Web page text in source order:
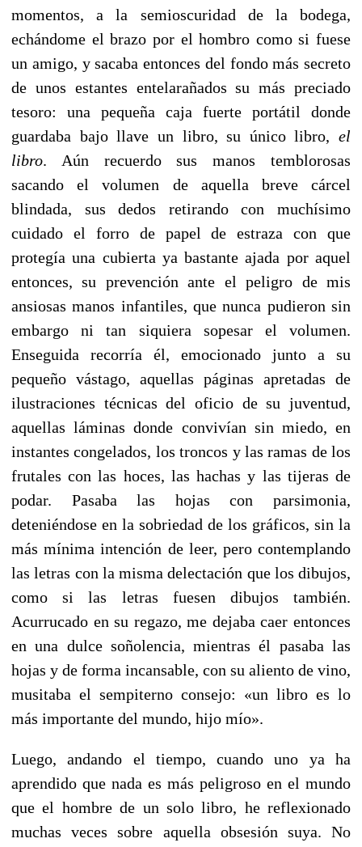
momentos, a la semioscuridad de la bodega,
echándome el brazo por el hombro como si fuese
un amigo, y sacaba entonces del fondo más secreto
de unos estantes entelarañados su más preciado
tesoro: una pequeña caja fuerte portátil donde
guardaba bajo llave un libro, su único libro, el
libro. Aún recuerdo sus manos temblorosas
sacando el volumen de aquella breve cárcel
blindada, sus dedos retirando con muchísimo
cuidado el forro de papel de estraza con que
protegía una cubierta ya bastante ajada por aquel
entonces, su prevención ante el peligro de mis
ansiosas manos infantiles, que nunca pudieron sin
embargo ni tan siquiera sopesar el volumen.
Enseguida recorría él, emocionado junto a su
pequeño vástago, aquellas páginas apretadas de
ilustraciones técnicas del oficio de su juventud,
aquellas láminas donde convivían sin miedo, en
instantes congelados, los troncos y las ramas de los
frutales con las hoces, las hachas y las tijeras de
podar. Pasaba las hojas con parsimonia,
deteniéndose en la sobriedad de los gráficos, sin la
más mínima intención de leer, pero contemplando
las letras con la misma delectación que los dibujos,
como si las letras fuesen dibujos también.
Acurrucado en su regazo, me dejaba caer entonces
en una dulce soñolencia, mientras él pasaba las
hojas y de forma incansable, con su aliento de vino,
musitaba el sempiterno consejo: «un libro es lo
más importante del mundo, hijo mío».
Luego, andando el tiempo, cuando uno ya ha
aprendido que nada es más peligroso en el mundo
que el hombre de un solo libro, he reflexionado
muchas veces sobre aquella obsesión suya. No